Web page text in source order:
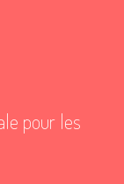
pour les